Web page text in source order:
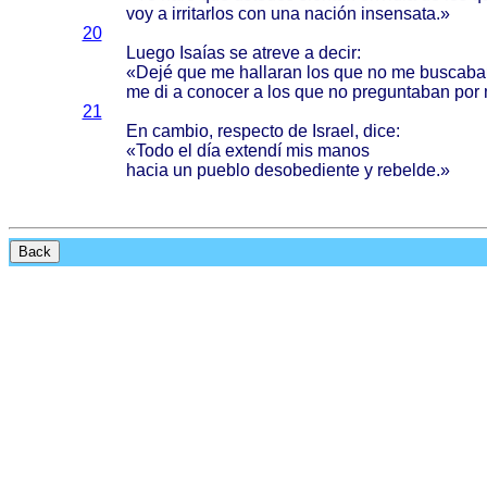
voy a irritarloscon una nación insensata.»
20
Luego Isaíasse atrevea decir:
«Dejéque me hallaran los que no me
me di a conocera los que no preguntaban por
21
En cambio, respectode Israel , dice:
«Todoel día extendímis manos
hacia un pueblo desobedientey rebelde.»
Back